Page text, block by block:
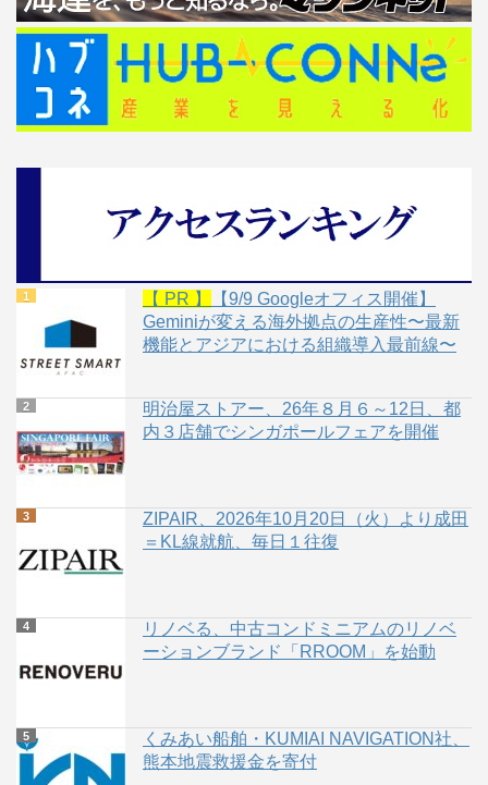
【 PR 】
【9/9 Googleオフィス開催】
Geminiが変える海外拠点の生産性〜最新
機能とアジアにおける組織導入最前線〜
明治屋ストアー、26年８月６～12日、都
内３店舗でシンガポールフェアを開催
ZIPAIR、2026年10月20日（火）より成田
＝KL線就航、毎日１往復
リノベる、中古コンドミニアムのリノベ
ーションブランド「RROOM」を始動
くみあい船舶・KUMIAI NAVIGATION社、
熊本地震救援金を寄付